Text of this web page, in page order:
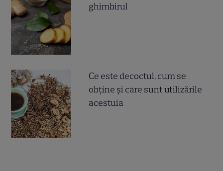
ghimbirul
Ce este decoctul, cum se
obţine şi care sunt utilizările
acestuia